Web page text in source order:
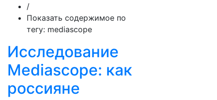
/
Показать содержимое по
тегу: mediascope
Исследование
Mediascope: как
россияне